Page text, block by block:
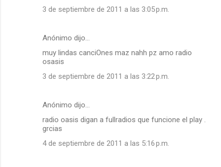
3 de septiembre de 2011 a las 3:05 p.m.
Anónimo dijo…
muy lindas canciOnes maz nahh pz amo radio
osasis
3 de septiembre de 2011 a las 3:22 p.m.
Anónimo dijo…
radio oasis digan a fullradios que funcione el play .
grcias
4 de septiembre de 2011 a las 5:16 p.m.